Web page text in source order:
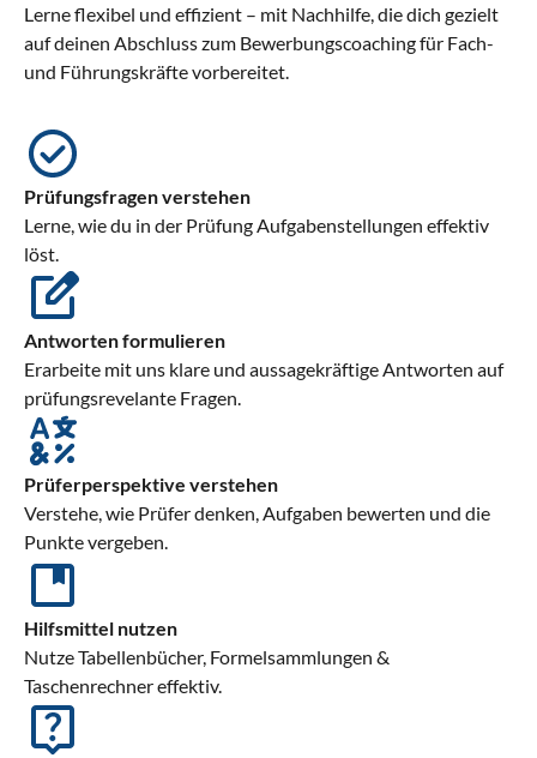
Lerne flexibel und effizient – mit Nachhilfe, die dich gezielt
auf deinen Abschluss zum Bewerbungscoaching für Fach-
und Führungskräfte vorbereitet.
Prüfungsfragen verstehen
Lerne, wie du in der Prüfung Aufgabenstellungen effektiv
löst.
Antworten formulieren
Erarbeite mit uns klare und aussagekräftige Antworten auf
prüfungsrevelante Fragen.
Prüferperspektive verstehen
Verstehe, wie Prüfer denken, Aufgaben bewerten und die
Punkte vergeben.
Hilfsmittel nutzen
Nutze Tabellenbücher, Formelsammlungen &
Taschenrechner effektiv.